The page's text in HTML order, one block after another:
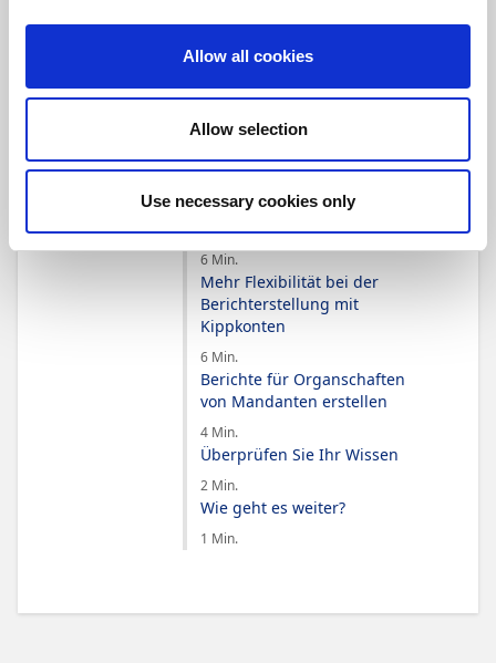
Allow all cookies
Allow selection
Use necessary cookies only
gemeinsame
Mehrwertsteuer- und
Sachpostenberichte für
mehrere Mandanten zu
Start Speichern
Sachkonten mit
Finanzberichten verwenden
6 Min.
Mehr Flexibilität bei der
Berichterstellung mit
Kippkonten
6 Min.
Berichte für Organschaften
von Mandanten erstellen
4 Min.
Überprüfen Sie Ihr Wissen
2 Min.
Wie geht es weiter?
1 Min.